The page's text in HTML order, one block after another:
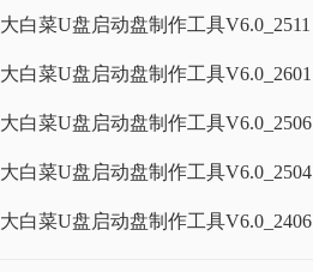
大白菜U盘启动盘制作工具V6.0_2511
大白菜U盘启动盘制作工具V6.0_2601
大白菜U盘启动盘制作工具V6.0_2506
大白菜U盘启动盘制作工具V6.0_2504
大白菜U盘启动盘制作工具V6.0_2406